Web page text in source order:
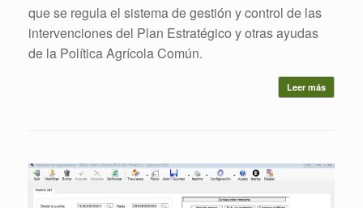
que se regula el sistema de gestión y control de las
intervenciones del Plan Estratégico y otras ayudas
de la Política Agrícola Común.
Leer más